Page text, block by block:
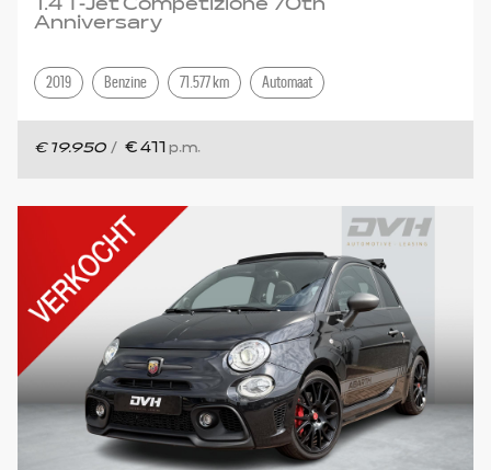
1.4 T-Jet Competizione 70th
Anniversary
2019 Benzine 71.577 km Automaat
€ 19.950 / € 411 p.m.